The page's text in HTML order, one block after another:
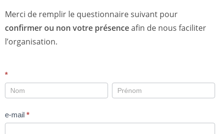
Merci de remplir le questionnaire suivant pour
confirmer ou non votre présenceafin de nous faciliter
l’organisation.
Participation
au
atelier
*
e-mail *